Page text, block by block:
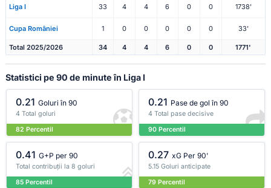
Liga I 33 4 4 6 0 0 1738'
Cupa României 1 0 0 0 0 0 33'
Total 2025/2026 34 4 4 6 0 0 1771'
Statistici pe 90 de minute în Liga I
0.21 Goluri în 90
4 Total goluri
82 Percentil
0.21 Pase de gol în 90
4 Total pase decisive
90 Percentil
0.41 G+P per 90
Total contribuții la 8 goluri
85 Percentil
0.27 xG Per 90'
5.15 Goluri anticipate
79 Percentil